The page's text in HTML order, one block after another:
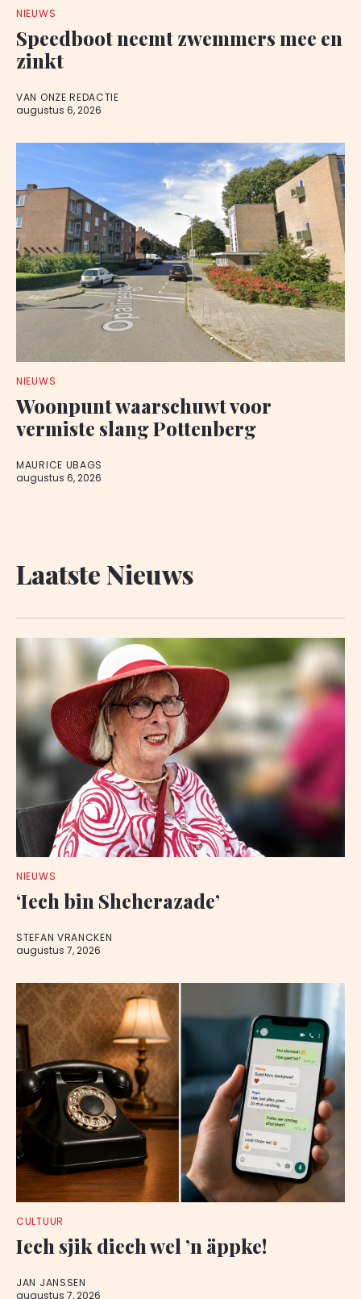
NIEUWS
Speedboot neemt zwemmers mee en
zinkt
VAN ONZE REDACTIE
augustus 6, 2026
NIEUWS
Woonpunt waarschuwt voor
vermiste slang Pottenberg
MAURICE UBAGS
augustus 6, 2026
Laatste Nieuws
NIEUWS
‘Iech bin Sheherazade’
STEFAN VRANCKEN
augustus 7, 2026
CULTUUR
Iech sjik diech wel ’n äppke!
JAN JANSSEN
augustus 7, 2026